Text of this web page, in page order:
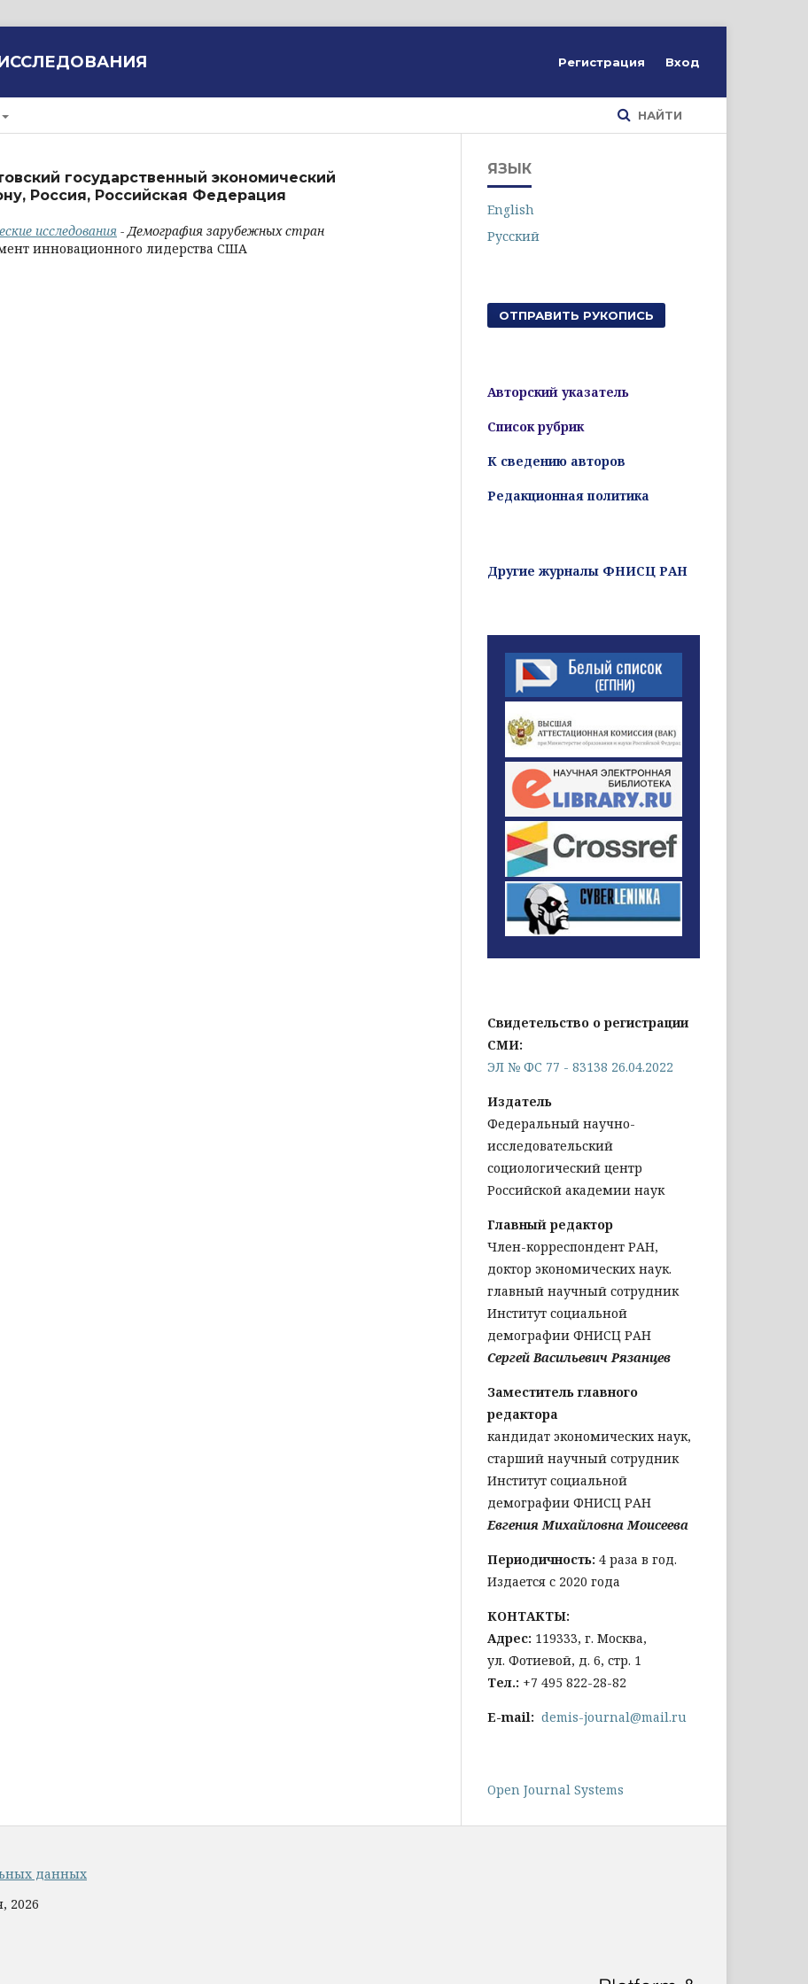
НАЙТИ
Регистрация Вход
государственный экономический
Россия, Российская Федерация
исследования - Демография зарубежных стран
инновационного лидерства США
ЯЗЫК
English
Русский
ОТПРАВИТЬ РУКОПИСЬ
Авторский указатель
Список рубрик
К сведению авторов
Редакционная политика
Другие журналы ФНИСЦ РАН
Свидетельство о регистрации
СМИ:
ЭЛ № ФС 77 - 83138 26.04.2022
Издатель
Федеральный научно-
исследовательский
социологический центр
Российской академии наук
Главный редактор
Член-корреспондент РАН,
доктор экономических наук.
главный научный сотрудник
Институт социальной
демографии ФНИСЦ РАН
Сергей Васильевич Рязанцев
Заместитель главного
редактора
кандидат экономических наук,
старший научный сотрудник
Институт социальной
демографии ФНИСЦ РАН
Евгения Михайловна Моисеева
Периодичность: 4 раза в год.
Издается с 2020 года
КОНТАКТЫ:
Адрес: 119333, г. Москва,
ул. Фотиевой, д. 6, стр. 1
Тел.: +7 495 822-28-82
E-mail: demis-journal@mail.ru
Open Journal Systems
данных
2026